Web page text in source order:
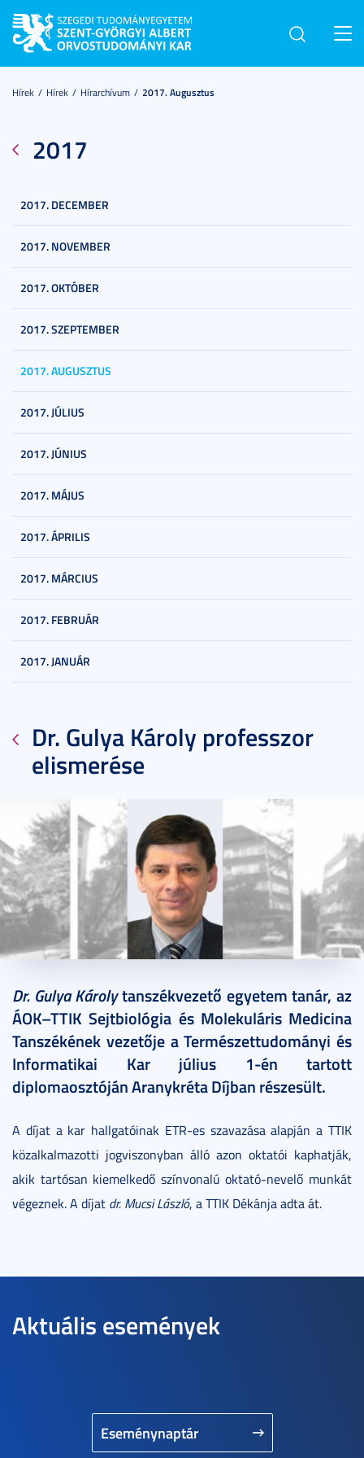
Hírek Hírek Hírarchívum 2017. Augusztus
2017
2017. DECEMBER
2017. NOVEMBER
2017. OKTÓBER
2017. SZEPTEMBER
2017. AUGUSZTUS
2017. JÚLIUS
2017. JÚNIUS
2017. MÁJUS
2017. ÁPRILIS
2017. MÁRCIUS
2017. FEBRUÁR
2017. JANUÁR
Dr. Gulya Károly professzor
elismerése
Dr. Gulya Károlytanszékvezető egyetem tanár, az
ÁOK–TTIK Sejtbiológia és Molekuláris Medicina
Tanszékének vezetője a Természettudományi és
Informatikai Kar július 1-én tartott
diplomaosztóján Aranykréta Díjban részesült.
A díjat a kar hallgatóinak ETR-es szavazása alapján a TTIK
közalkalmazotti jogviszonyban álló azon oktatói kaphatják,
akik tartósan kiemelkedő színvonalú oktató-nevelő munkát
végeznek. A díjat dr. Mucsi László, a TTIK Dékánja adta át.
Aktuális események
Eseménynaptár